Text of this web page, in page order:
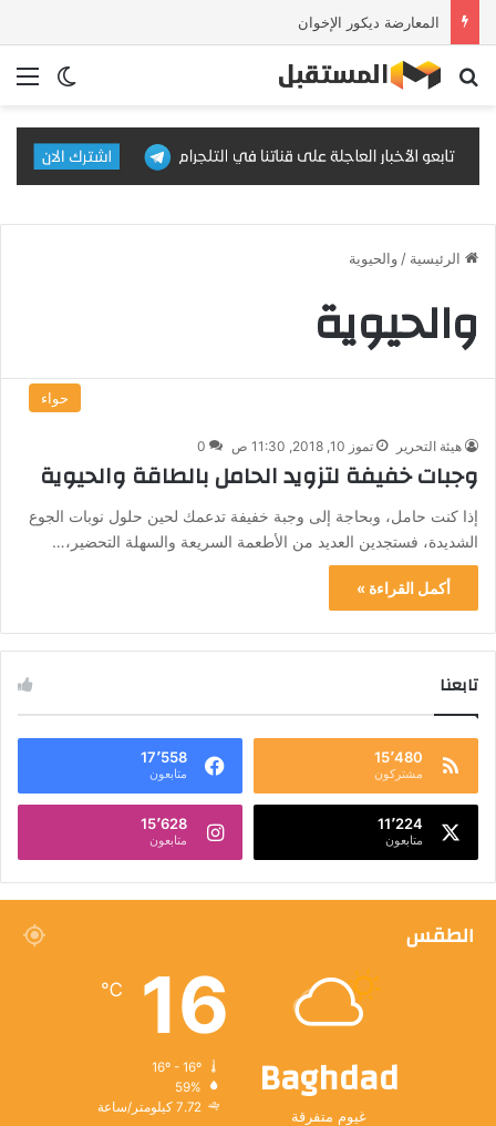
المعارضة ديكور الإخوان
الوضع بحث عن
الرئيسية / والحيوية
والحيوية
حواء
هيئة التحرير تموز 10, 2018, 11:30 ص 0
وجبات خفيفة لتزويد الحامل بالطاقة والحيوية
إذا كنت حامل، وبحاجة إلى وجبة خفيفة تدعمك لحين حلول نوبات الجوع
الشديدة، فستجدين العديد من الأطعمة السريعة والسهلة التحضير،…
أكمل القراءة »
تابعنا
15٬480
مشتركون
17٬558
متابعون
11٬224
متابعون
15٬628
متابعون
الطقس
Baghdad
غيوم متفرقة
16
℃
59%
7.72 كيلومتر/ساعة